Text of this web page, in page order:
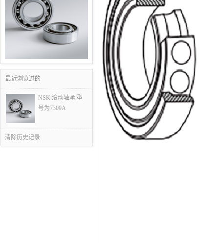
最近浏览过的
NSK 滚动轴承 型
号为7309A
清除历史记录